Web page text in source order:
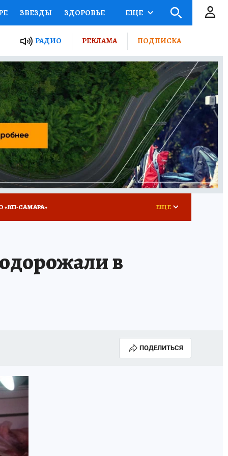
ЗВЕЗДЫ ЗДОРОВЬЕ
ПРОЕКТЫ РОССИИ
ПУТЕВОДИТЕЛЬ
ТУРИЗМ
ВСЕ О КП РАДИО КП
ЕЩЕ
РАДИО РЕКЛАМА ПОДПИСКА
«КП-САМАРА»
ДЕНЬ ПОБЕДЫ В САМАРЕ 2025
ЕЩЕ
в
ПОДЕЛИТЬСЯ